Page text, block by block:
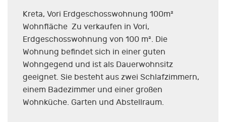
Kreta, Vori Erdgeschosswohnung 100m²
Wohnfläche Zu verkaufen in Vori,
Erdgeschosswohnung von 100 m². Die
Wohnung befindet sich in einer guten
Wohngegend und ist als Dauerwohnsitz
geeignet. Sie besteht aus zwei Schlafzimmern,
einem Badezimmer und einer großen
Wohnküche. Garten und Abstellraum.